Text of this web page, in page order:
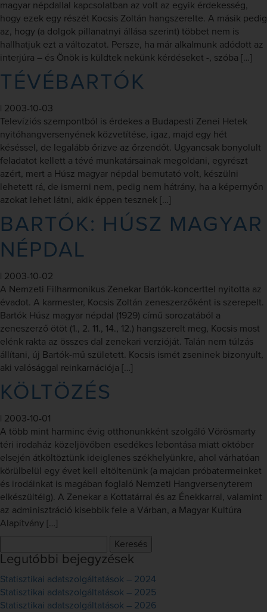
magyar népdallal kapcsolatban az volt az egyik érdekesség,
hogy ezek egy részét Kocsis Zoltán hangszerelte. A másik pedig
az, hogy (a dolgok pillanatnyi állása szerint) többet nem is
hallhatjuk ezt a változatot. Persze, ha már alkalmunk adódott az
interjúra – és Önök is küldtek nekünk kérdéseket -, szóba […]
TÉVÉBARTÓK
2003-10-03
Televíziós szempontból is érdekes a Budapesti Zenei Hetek
nyitóhangversenyének közvetítése, igaz, majd egy hét
késéssel, de legalább őrizve az őrzendőt. Ugyancsak bonyolult
feladatot kellett a tévé munkatársainak megoldani, egyrészt
azért, mert a Húsz magyar népdal bemutató volt, készülni
lehetett rá, de ismerni nem, pedig nem hátrány, ha a képernyőn
azokat lehet látni, akik éppen tesznek […]
BARTÓK: HÚSZ MAGYAR
NÉPDAL
2003-10-02
A Nemzeti Filharmonikus Zenekar Bartók-koncerttel nyitotta az
évadot. A karmester, Kocsis Zoltán zeneszerzőként is szerepelt.
Bartók Húsz magyar népdal (1929) című sorozatából a
zeneszerző ötöt (1., 2. 11., 14., 12.) hangszerelt meg, Kocsis most
elénk rakta az összes dal zenekari verzióját. Talán nem túlzás
állítani, új Bartók-mű született. Kocsis ismét zseninek bizonyult,
aki valósággal reinkarnációja […]
KÖLTÖZÉS
2003-10-01
A több mint harminc évig otthonunkként szolgáló Vörösmarty
téri irodaház közeljövőben esedékes lebontása miatt október
elsején átköltöztünk ideiglenes székhelyünkre, ahol várhatóan
körülbelül egy évet kell eltöltenünk (a majdan próbatermeinket
és irodáinkat is magában foglaló Nemzeti Hangversenyterem
elkészültéig). A Zenekar a Kottatárral és az Énekkarral, valamint
az adminisztráció kisebbik fele a Várban, a Magyar Kultúra
Alapítvány […]
Legutóbbi bejegyzések
Statisztikai adatszolgáltatások – 2024
Statisztikai adatszolgáltatások – 2025
Statisztikai adatszolgáltatások – 2026